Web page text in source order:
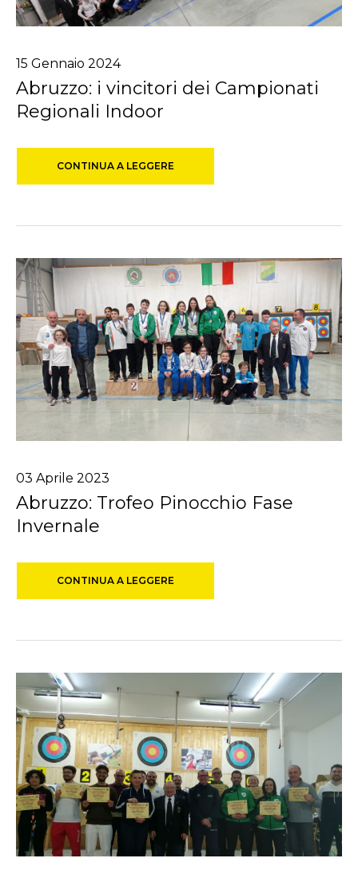
15 Gennaio 2024
Abruzzo: i vincitori dei Campionati
Regionali Indoor
CONTINUA A LEGGERE
03 Aprile 2023
Abruzzo: Trofeo Pinocchio Fase
Invernale
CONTINUA A LEGGERE